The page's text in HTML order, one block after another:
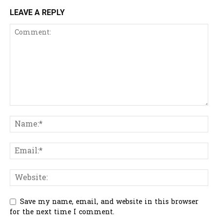
LEAVE A REPLY
Save my name, email, and website in this browser
for the next time I comment.